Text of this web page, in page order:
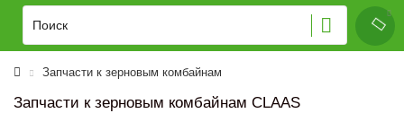
Запчасти к зерновым комбайнам
Запчасти к зерновым комбайнам CLAAS